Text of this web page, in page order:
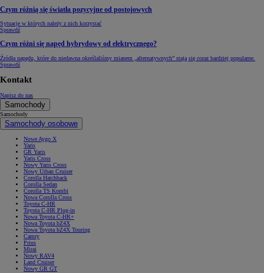
Czym różnią się światła pozycyjne od postojowych
Sytuacje w których należy z nich korzystać
Sprawdź
Czym różni się napęd hybrydowy od elektrycznego?
Źródła napędu, które do niedawna określaliśmy mianem „alternatywnych” stają się coraz bardziej popularne.
Sprawdź
Kontakt
Napisz do nas
Samochody
Samochody
Samochody osobowe
Nowe Aygo X
Yaris
GR Yaris
Yaris Cross
Nowy Yaris Cross
Nowy Urban Cruiser
Corolla Hatchback
Corolla Sedan
Corolla TS Kombi
Nowa Corolla Cross
Toyota C-HR
Toyota C-HR Plug-in
Nowa Toyota C-HR+
Nowa Toyota bZ4X
Nowa Toyota bZ4X Touring
Camry
Prius
Mirai
Nowy RAV4
Land Cruiser
Nowy GR GT